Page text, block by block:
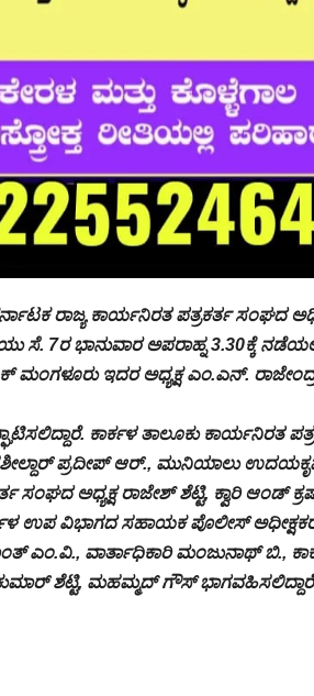
ರಾಜ್ಯ ಕಾರ್ಯನಿರತ ಪತ್ರಕರ್ತ ಸಂಘದ
ಸೆ. 7ರ ಭಾನುವಾರ ಅಪರಾಹ್ನ 3.30ಕ್ಕೆ
ಮಂಗಳೂರು ಇದರ ಅಧ್ಯಕ್ಷ ಎಂ.ಎನ್.
ಕಾರ್ಕಳ ತಾಲೂಕು ಕಾರ್ಯನಿರತ
ಪ್ರದೀಪ್ ಆರ್., ಮುನಿಯಾಲು
ಅಧ್ಯಕ್ಷ ರಾಜೇಶ್ ಶೆಟ್ಟಿ, ಕ್ವಾರಿ ಆಂಡ್
ಉಪ ವಿಭಾಗದ ಸಹಾಯಕ ಪೊಲೀಸ್
ಎಂ.ವಿ., ವಾರ್ತಾಧಿಕಾರಿ ಮಂಜುನಾಥ್ ಬಿ.,
ಶೆಟ್ಟಿ, ಮಹಮ್ಮದ್ ಗೌಸ್ ಭಾಗವಹಿಸಲಿದ್ದಾರೆ